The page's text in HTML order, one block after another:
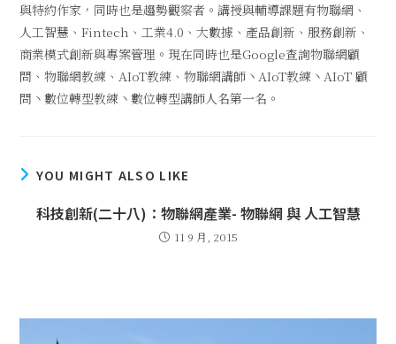
與特約作家，同時也是趨勢觀察者。講授與輔導課題有物聯網、
人工智慧、Fintech、工業4.0、大數據、產品創新、服務創新、
商業模式創新與專案管理。現在同時也是Google查詢物聯網顧
問、物聯網教練、AIoT教練、物聯網講師丶AIoT教練丶AIoT 顧
問丶數位轉型教練丶數位轉型講師人名第一名。
YOU MIGHT ALSO LIKE
科技創新(二十八)：物聯網產業- 物聯網 與 人工智慧
11 9 月, 2015